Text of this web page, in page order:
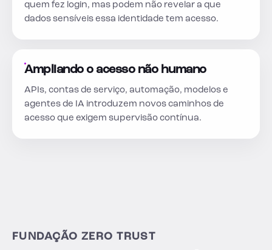
quem fez login, mas podem não revelar a que
dados sensíveis essa identidade tem acesso.
Ampliando o acesso não humano
APIs, contas de serviço, automação, modelos e
agentes de IA introduzem novos caminhos de
acesso que exigem supervisão contínua.
FUNDAÇÃO ZERO TRUST